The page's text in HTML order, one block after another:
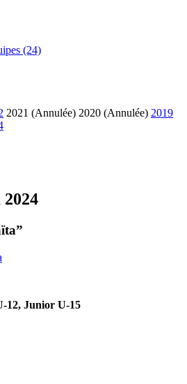
(24)
2021 (Annulée) 2020 (Annulée) 2019
12, Junior U-15